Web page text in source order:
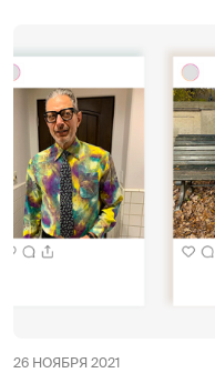
26 НОЯБРЯ 2021